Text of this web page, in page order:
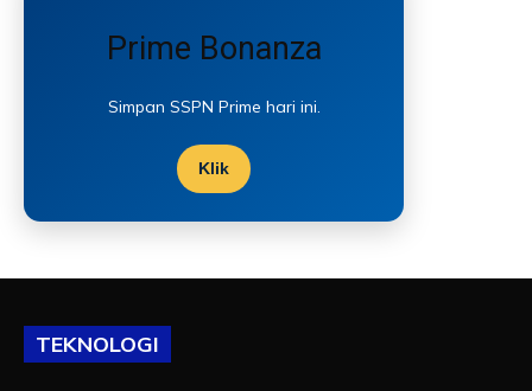
Prime Bonanza
Simpan SSPN Prime hari ini.
Klik
TEKNOLOGI